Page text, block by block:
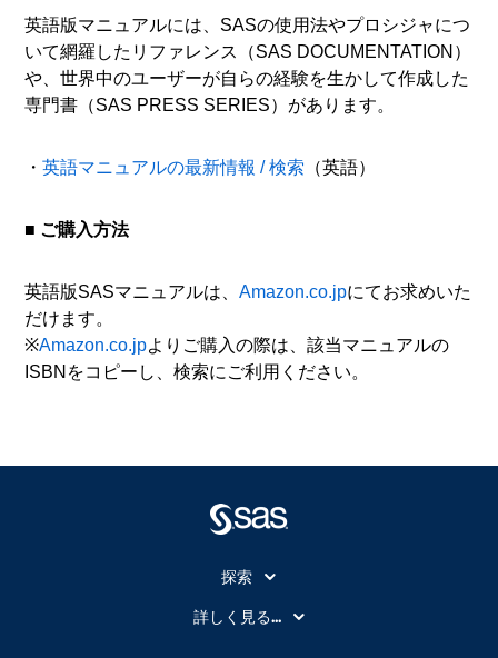
英語版マニュアルには、SASの使用法やプロシジャにつ
いて網羅したリファレンス（SAS DOCUMENTATION）
や、世界中のユーザーが自らの経験を生かして作成した
専門書（SAS PRESS SERIES）があります。
・英語マニュアルの最新情報 / 検索 （英語）
■ ご購入方法
英語版SASマニュアルは、Amazon.co.jpにてお求めいた
だけます。
※Amazon.co.jpよりご購入の際は、該当マニュアルの
ISBNをコピーし、検索にご利用ください。
探索
My SAS
詳しく見る...